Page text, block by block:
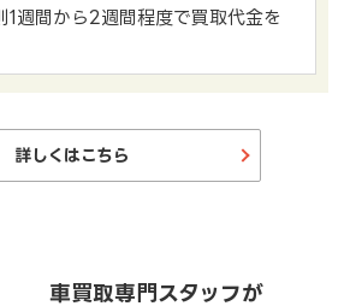
1週間から2週間程度で買取代金を
詳しくはこちら
車買取専門スタッフが